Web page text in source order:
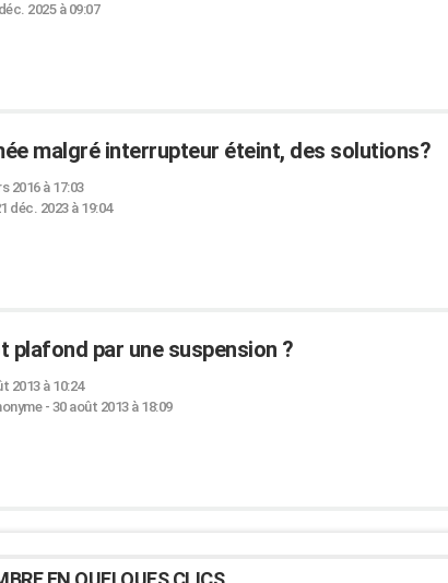
2025 à 09:07
malgré interrupteur éteint, des solutions?
2016 à 17:03
déc. 2023 à 19:04
plafond par une suspension ?
2013 à 10:24
- 30 août 2013 à 18:09